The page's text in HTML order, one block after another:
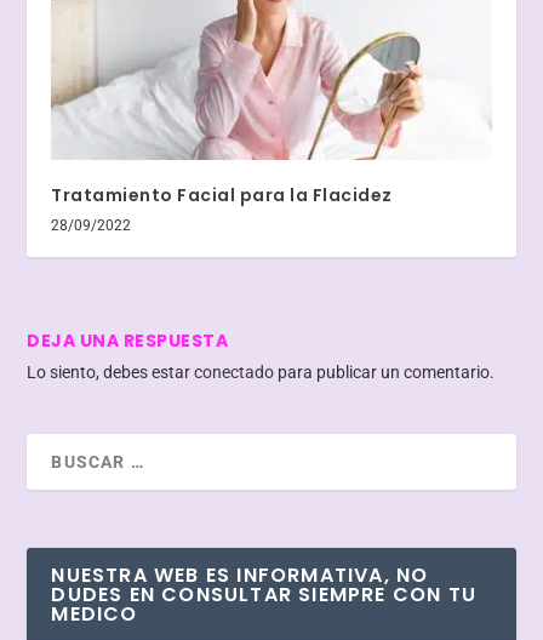
Tratamiento Facial para la Flacidez
28/09/2022
DEJA UNA RESPUESTA
Lo siento, debes estarconectado para publicar un comentario.
NUESTRA WEB ES INFORMATIVA, NO
DUDES EN CONSULTAR SIEMPRE CON TU
MEDICO